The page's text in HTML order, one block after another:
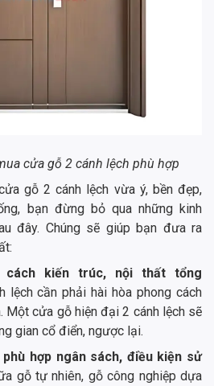
cửa gỗ 2 cánh lệch phù hợp
gỗ 2 cánh lệch vừa ý, bền đẹp,
bạn đừng bỏ qua những kinh
đây. Chúng sẽ giúp bạn đưa ra
cách kiến trúc, nội thất tổng
lệch cần phải hài hòa phong cách
Một cửa gỗ hiện đại 2 cánh lệch sẽ
gian cổ điển, ngược lại.
hợp ngân sách, điều kiện sử
gỗ tự nhiên, gỗ công nghiệp dựa